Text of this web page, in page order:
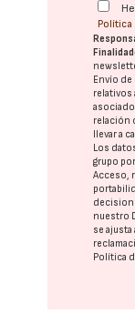
Envío
relativos
relación
llevar a
Los
grupo
Acceso,
nuestro
se
Política